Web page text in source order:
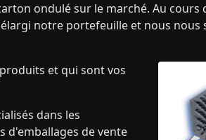
ondulé sur le marché. Au cours
notre portefeuille et nous nous
et qui sont vos
dans les
d'emballages de vente